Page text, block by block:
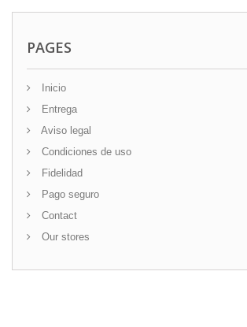
PAGES
Inicio
Entrega
Aviso legal
Condiciones de uso
Fidelidad
Pago seguro
Contact
Our stores